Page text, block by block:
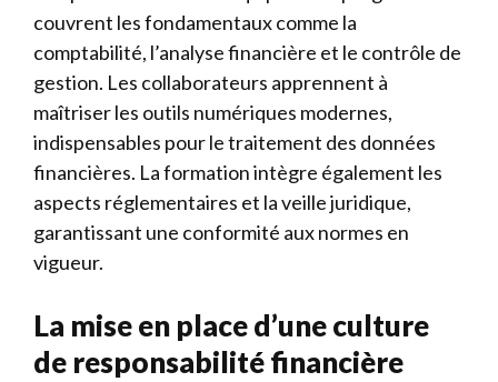
couvrent les fondamentaux comme la
comptabilité, l’analyse financière et le contrôle de
gestion. Les collaborateurs apprennent à
maîtriser les outils numériques modernes,
indispensables pour le traitement des données
financières. La formation intègre également les
aspects réglementaires et la veille juridique,
garantissant une conformité aux normes en
vigueur.
La mise en place d’une culture
de responsabilité financière